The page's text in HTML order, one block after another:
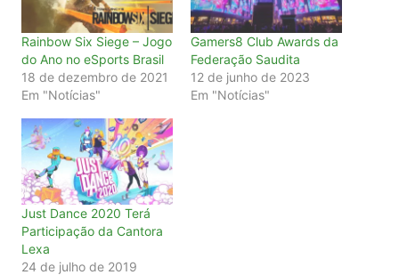
Rainbow Six Siege – Jogo
do Ano no eSports Brasil
18 de dezembro de 2021
Em "Notícias"
Gamers8 Club Awards da
Federação Saudita
12 de junho de 2023
Em "Notícias"
Just Dance 2020 Terá
Participação da Cantora
Lexa
24 de julho de 2019